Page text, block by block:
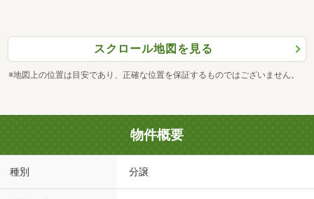
スクロール地図を見る
※地図上の位置は目安であり、正確な位置を保証するものではございません。
物件概要
種別 分譲